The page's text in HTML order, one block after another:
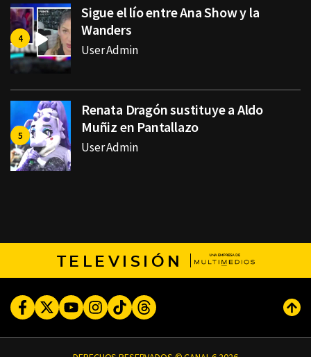
Sigue el lío entre Ana Show y la
Wanders
User Admin
Renata Dragón sustituye a Aldo
Muñiz en Pantallazo
User Admin
TELEVISIÓN
FacebookTwitterYoutubeInstagram
TikTokThreads